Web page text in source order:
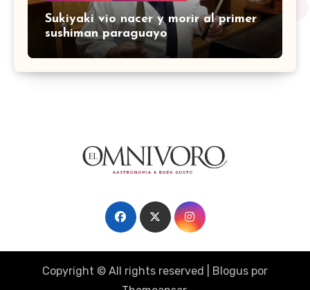
Sukiyaki vio nacer y morir al primer
sushiman paraguayo
Copyright © All rights reserved Blogus por